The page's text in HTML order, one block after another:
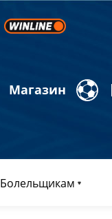
Магазин
Болельщикам